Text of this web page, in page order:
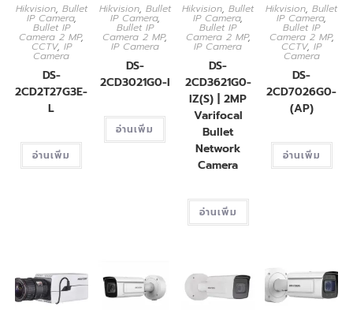
Hikvision, Bullet
IP Camera,
Bullet IP
Camera 2 MP,
CCTV, IP
Camera
DS-
2CD2T27G3E-
L
อ่านเพิ่ม
Hikvision, Bullet
IP Camera,
Bullet IP
Camera 2 MP,
IP Camera
DS-
2CD3021G0-I
อ่านเพิ่ม
Hikvision,Bullet
IP Camera,
Bullet IP
Camera 2 MP,
IP Camera
DS-
2CD3621G0-
IZ(S) | 2MP
Varifocal
Bullet
Network
Camera
อ่านเพิ่ม
Hikvision,Bullet
IP Camera,
Bullet IP
Camera 2 MP,
CCTV,IP
Camera
DS-
2CD7026G0-
(AP)
อ่านเพิ่ม